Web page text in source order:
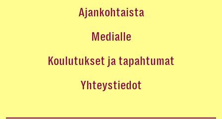
Ajankohtaista
Medialle
Koulutukset ja tapahtumat
Yhteystiedot